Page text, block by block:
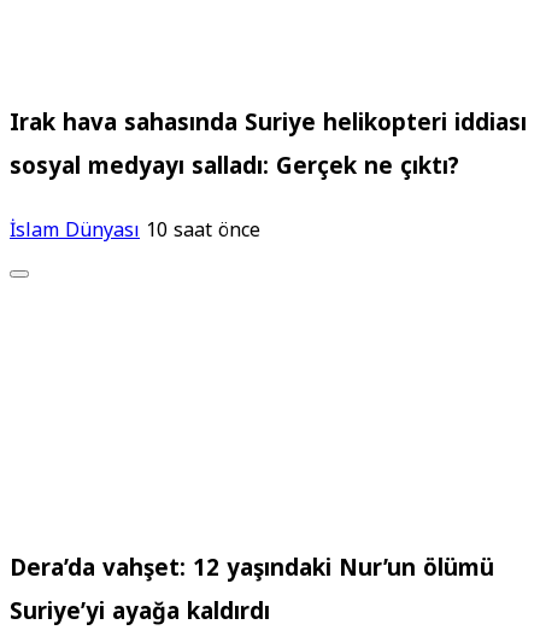
Irak hava sahasında Suriye helikopteri iddiası
sosyal medyayı salladı: Gerçek ne çıktı?
İslam Dünyası 10 saat önce
Dera’da vahşet: 12 yaşındaki Nur’un ölümü
Suriye’yi ayağa kaldırdı